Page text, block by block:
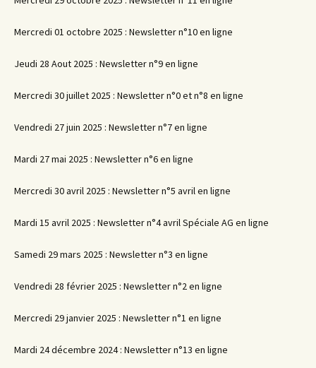
Mercredi 01 octobre 2025 : Newsletter n°10 en ligne
Jeudi 28 Aout 2025 : Newsletter n°9 en ligne
Mercredi 30 juillet 2025 : Newsletter n°0 et n°8 en ligne
Vendredi 27 juin 2025 : Newsletter n°7 en ligne
Mardi 27 mai 2025 : Newsletter n°6 en ligne
Mercredi 30 avril 2025 : Newsletter n°5 avril en ligne
Mardi 15 avril 2025 : Newsletter n°4 avril Spéciale AG en ligne
Samedi 29 mars 2025 : Newsletter n°3 en ligne
Vendredi 28 février 2025 : Newsletter n°2 en ligne
Mercredi 29 janvier 2025 : Newsletter n°1 en ligne
Mardi 24 décembre 2024 : Newsletter n°13 en ligne